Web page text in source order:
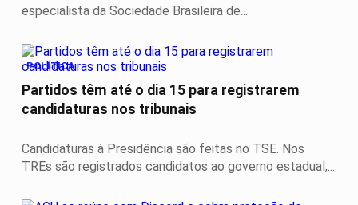
especialista da Sociedade Brasileira de...
POLÍTICA
Partidos têm até o dia 15 para registrarem
candidaturas nos tribunais
Candidaturas à Presidência são feitas no TSE. Nos
TREs são registrados candidatos ao governo estadual,...